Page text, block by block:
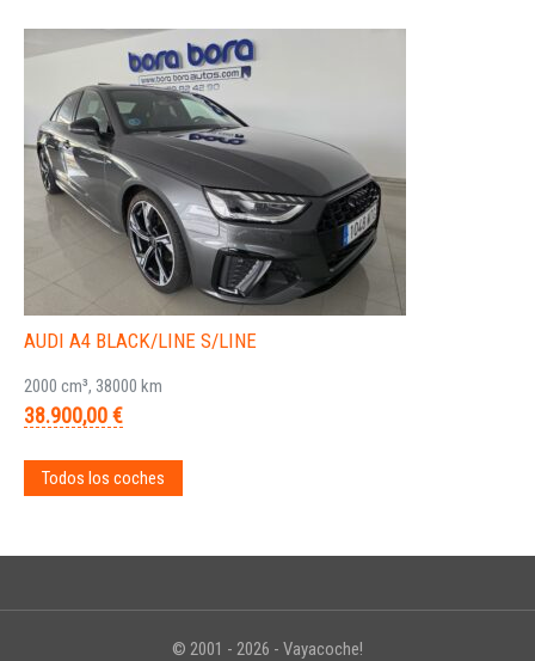
AUDI A4 BLACK/LINE S/LINE
2000 cm³, 38000 km
38.900,00 €
Todos los coches
© 2001 - 2026 - Vayacoche!